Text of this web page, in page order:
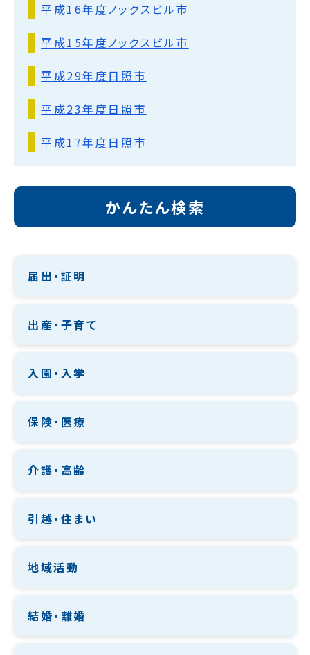
平成16年度ノックスビル市
平成15年度ノックスビル市
平成29年度日照市
平成23年度日照市
平成17年度日照市
かんたん検索
届出・証明
出産・子育て
入園・入学
保険・医療
介護・高齢
引越・住まい
地域活動
結婚・離婚